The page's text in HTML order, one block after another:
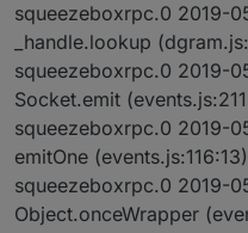
squeezeboxrpc.0 2019-
_handle.lookup
squeezeboxrpc.0 2019-
Socket.emit
squeezeboxrpc.0 2019-
emitOne (events.js:116:13)
squeezeboxrpc.0 2019-
Object.onceWrapper